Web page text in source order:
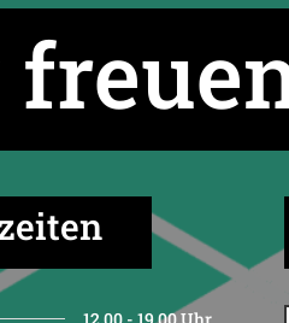
12.00 - 19.00 Uhr